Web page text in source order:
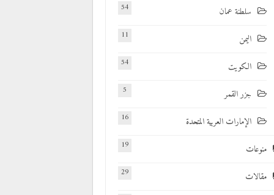
سلطنة عمان 54
اليمن 11
الكويت 54
جزر القمر 5
الإمارات العربية المتحدة 16
منوعات 19
مقالات 29